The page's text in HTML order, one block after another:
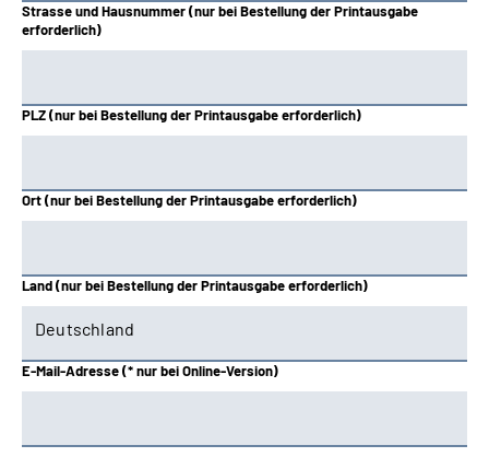
Nord
Oldenburg-Bremen
Rheinland
Saarland
Schwaben
Westfalen
Strasse und Hausnummer (nur bei Bestellung der Printausgabe
erforderlich)
PLZ (nur bei Bestellung der Printausgabe erforderlich)
Ort (nur bei Bestellung der Printausgabe erforderlich)
Land (nur bei Bestellung der Printausgabe erforderlich)
E-Mail-Adresse (* nur bei Online-Version)